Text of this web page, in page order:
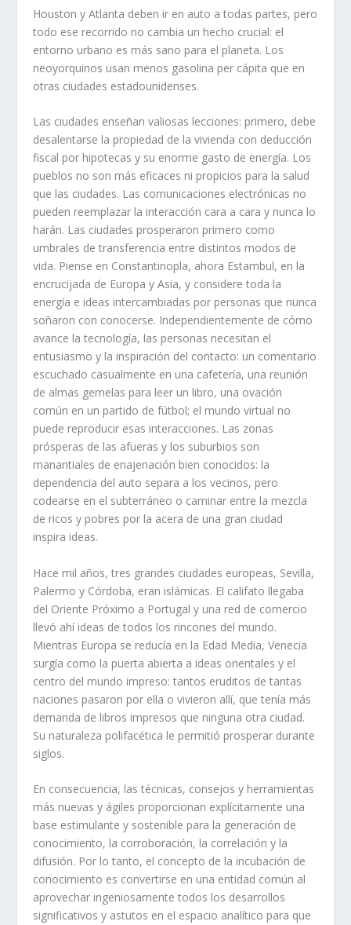
Houston y Atlanta deben ir en auto a todas partes, pero
todo ese recorrido no cambia un hecho crucial: el
entorno urbano es más sano para el planeta. Los
neoyorquinos usan menos gasolina per cápita que en
otras ciudades estadounidenses.
Las ciudades enseñan valiosas lecciones: primero, debe
desalentarse la propiedad de la vivienda con deducción
fiscal por hipotecas y su enorme gasto de energía. Los
pueblos no son más eficaces ni propicios para la salud
que las ciudades. Las comunicaciones electrónicas no
pueden reemplazar la interacción cara a cara y nunca lo
harán. Las ciudades prosperaron primero como
umbrales de transferencia entre distintos modos de
vida. Piense en Constantinopla, ahora Estambul, en la
encrucijada de Europa y Asia, y considere toda la
energía e ideas intercambiadas por personas que nunca
soñaron con conocerse. Independientemente de cómo
avance la tecnología, las personas necesitan el
entusiasmo y la inspiración del contacto: un comentario
escuchado casualmente en una cafetería, una reunión
de almas gemelas para leer un libro, una ovación
común en un partido de fútbol; el mundo virtual no
puede reproducir esas interacciones. Las zonas
prósperas de las afueras y los suburbios son
manantiales de enajenación bien conocidos: la
dependencia del auto separa a los vecinos, pero
codearse en el subterráneo o caminar entre la mezcla
de ricos y pobres por la acera de una gran ciudad
inspira ideas.
Hace mil años, tres grandes ciudades europeas, Sevilla,
Palermo y Córdoba, eran islámicas. El califato llegaba
del Oriente Próximo a Portugal y una red de comercio
llevó ahí ideas de todos los rincones del mundo.
Mientras Europa se reducía en la Edad Media, Venecia
surgía como la puerta abierta a ideas orientales y el
centro del mundo impreso: tantos eruditos de tantas
naciones pasaron por ella o vivieron allí, que tenía más
demanda de libros impresos que ninguna otra ciudad.
Su naturaleza polifacética le permitió prosperar durante
siglos.
En consecuencia, las técnicas, consejos y herramientas
más nuevas y ágiles proporcionan explícitamente una
base estimulante y sostenible para la generación de
conocimiento, la corroboración, la correlación y la
difusión. Por lo tanto, el concepto de la incubación de
conocimiento es convertirse en una entidad común al
aprovechar ingeniosamente todos los desarrollos
significativos y astutos en el espacio analítico para que